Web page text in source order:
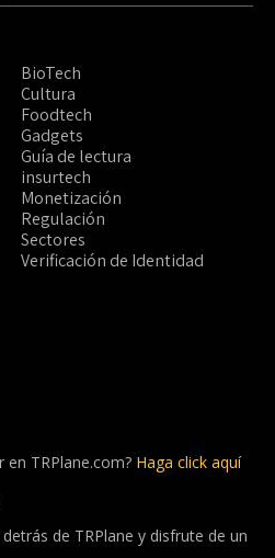
BioTech
Cultura
Foodtech
Gadgets
Guía de lectura
insurtech
Monetización
Regulación
Sectores
Verificación de Identidad
en TRPlane.com? Haga click aquí
de TRPlane y disfrute de un